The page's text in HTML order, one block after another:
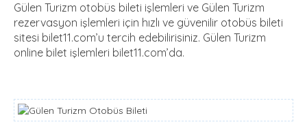
Gülen Turizm otobüs bileti işlemleri ve Gülen Turizm
rezervasyon işlemleri için hızlı ve güvenilir otobüs bileti
sitesi bilet11.com’u tercih edebilirisiniz. Gülen Turizm
online bilet işlemleri bilet11.com’da.